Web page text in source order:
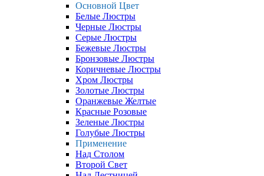
Основной Цвет
Белые Люстры
Черные Люстры
Серые Люстры
Бежевые Люстры
Бронзовые Люстры
Коричневые Люстры
Хром Люстры
Золотые Люстры
Оранжевые Желтые
Красные Розовые
Зеленые Люстры
Голубые Люстры
Применение
Над Столом
Второй Свет